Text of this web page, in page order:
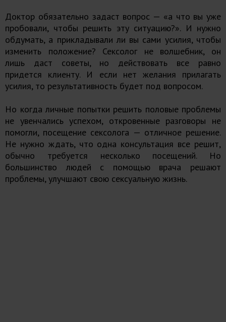
Доктор обязательно задаст вопрос — «а что вы уже
пробовали, чтобы решить эту ситуацию?». И нужно
обдумать, а прикладывали ли вы сами усилия, чтобы
изменить положение? Сексолог не волшебник, он
лишь даст советы, но действовать все равно
придется клиенту. И если нет желания прилагать
усилия, то результативность будет под вопросом.
Но когда личные попытки решить половые проблемы
не увенчались успехом, откровенные разговоры не
помогли, посещение сексолога — отличное решение.
Не нужно ждать, что одна консультация все решит,
обычно требуется несколько посещений. Но
большинство людей с помощью врача решают
проблемы, улучшают свою сексуальную жизнь.